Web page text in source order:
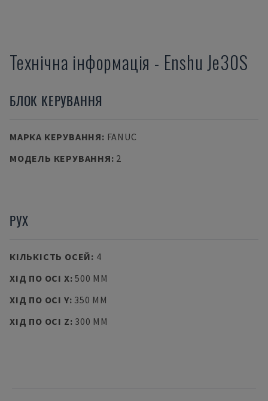
Технічна інформація - EnshuJe30S
БЛОК КЕРУВАННЯ
МАРКА КЕРУВАННЯ: FANUC
МОДЕЛЬ КЕРУВАННЯ: 2
РУХ
КІЛЬКІСТЬ ОСЕЙ: 4
ХІД ПО ОСІ X:500 MM
ХІД ПО ОСІ Y: 350 MM
ХІД ПО ОСІ Z: 300 MM